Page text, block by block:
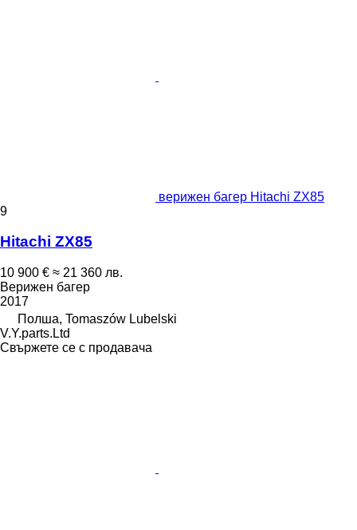
верижен багер Hitachi ZX85
9
Hitachi ZX85
10 900 € ≈ 21 360 лв.
Верижен багер
2017
Полша, Tomaszów Lubelski
V.Y.parts.Ltd
Свържете се с продавача